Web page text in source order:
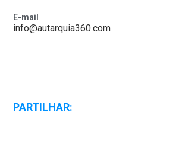
E-mail
info@autarquia360.com
PARTILHAR: